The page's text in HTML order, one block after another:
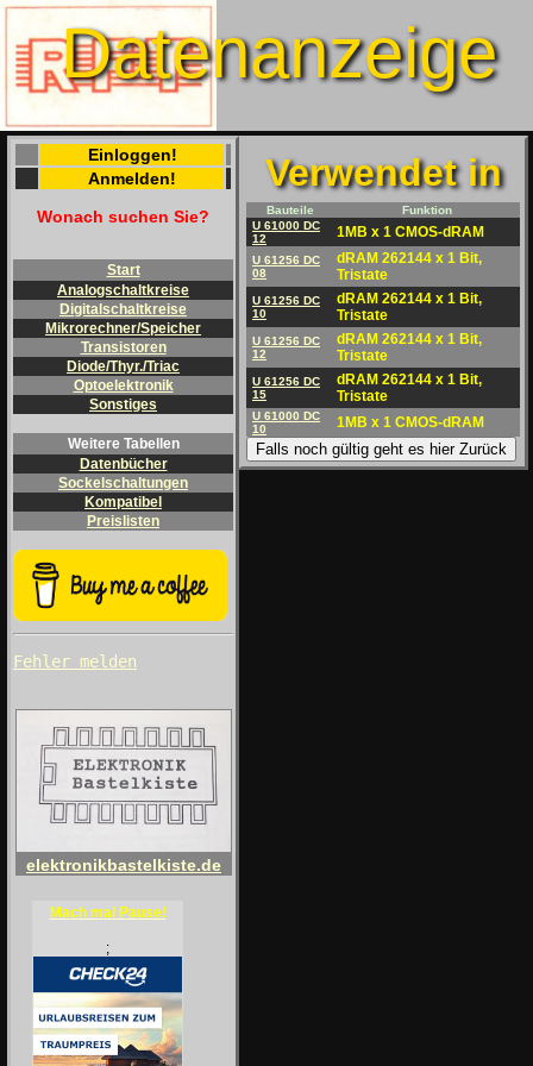
Datenanzeige
Einloggen!
Anmelden!
Wonach suchen Sie?
Start
Analogschaltkreise
Digitalschaltkreise
Mikrorechner/Speicher
Transistoren
Diode/Thyr./Triac
Optoelektronik
Sonstiges
Weitere Tabellen
Datenbücher
Sockelschaltungen
Kompatibel
Preislisten
Fehler melden
elektronikbastelkiste.de
Mach mal Pause!
;
Verwendet in
Bauteile
Funktion
U 61000 DC
12
1MB x 1 CMOS-dRAM
U 61256 DC
08
dRAM 262144 x 1 Bit,
Tristate
U 61256 DC
10
dRAM 262144 x 1 Bit,
Tristate
U 61256 DC
12
dRAM 262144 x 1 Bit,
Tristate
U 61256 DC
15
dRAM 262144 x 1 Bit,
Tristate
U 61000 DC
10
1MB x 1 CMOS-dRAM
Falls noch gültig geht es hier Zurück